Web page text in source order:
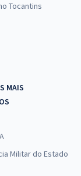
Tocantins
MAIS
Militar do Estado